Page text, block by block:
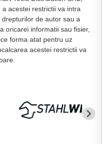
acestei restrictii va intra
de autor sau a
oricarei informatii sau fisier,
forma atat pentru uz
acestei restrictii va